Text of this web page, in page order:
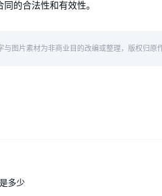
的合法性和有效性。
与图片素材为非商业目的改编或整理，版权归原
多少